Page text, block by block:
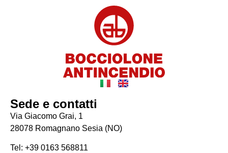
Sede e contatti
Via Giacomo Grai, 1
28078 Romagnano Sesia (NO)
Tel: +39 0163 568811